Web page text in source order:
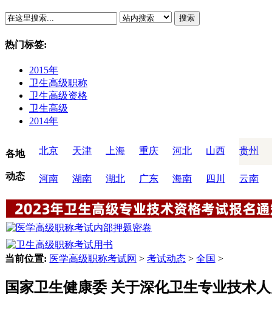
搜索
热门标签:
2015年
卫生高级职称
卫生高级资格
卫生高级
2014年
各地
动态
北京 天津 上海 重庆 河北 山西 贵州
河南 湖南 湖北 广东 海南 四川 云南
当前位置: 医学高级职称考试网 > 考试动态 > 全国 >
国家卫生健康委 关于深化卫生专业技术